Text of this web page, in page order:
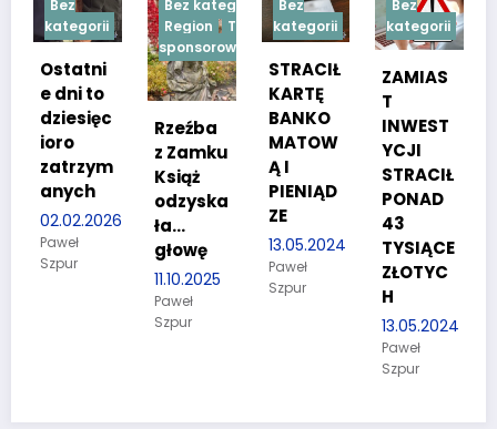
to
Bez kategorii
Region
Treść
sponsorowana
Rzeźba
z Zamku
Książ
odzyska
ła…
11.10.2025
Bez
kategorii
STRACIŁ
KARTĘ
BANKO
MATOW
PIENIĄD
13.05.2024
Szpur
Bez
kategorii
ZAMIAS
INWEST
YCJI
STRACIŁ
PONAD
TYSIĄCE
ZŁOTYC
13.05.2024
Bez
TESTY
ATÓW